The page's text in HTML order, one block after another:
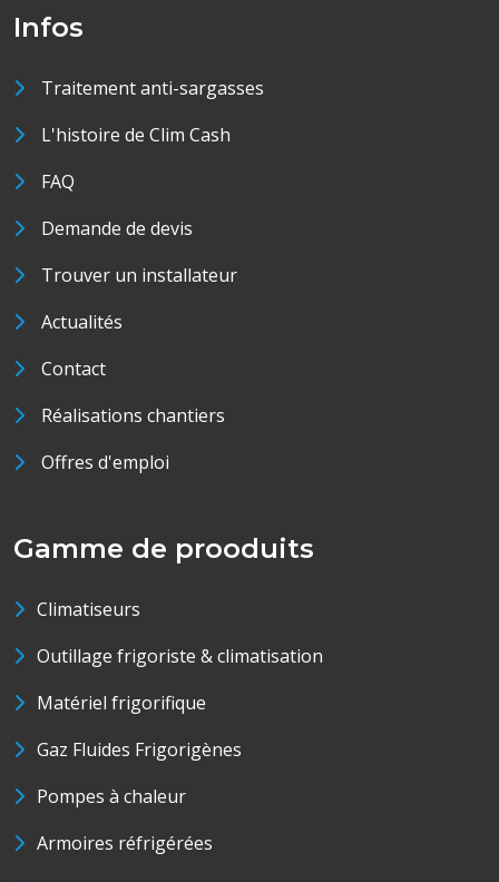
Infos
Traitement anti-sargasses
L'histoire de Clim Cash
FAQ
Demande de devis
Trouver un installateur
Actualités
Contact
Réalisations chantiers
Offres d'emploi
Gamme de prooduits
Climatiseurs
Outillage frigoriste & climatisation
Matériel frigorifique
Gaz Fluides Frigorigènes
Pompes à chaleur
Armoires réfrigérées